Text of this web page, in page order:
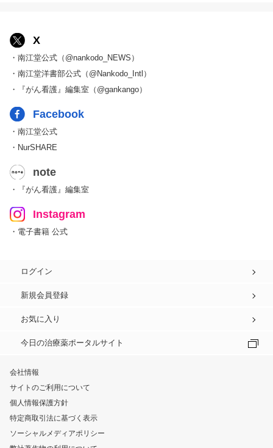
X
・南江堂公式（@nankodo_NEWS）
・南江堂洋書部公式（@Nankodo_Intl）
・『がん看護』編集室（@gankango）
Facebook
・南江堂公式
・NurSHARE
note
・『がん看護』編集室
Instagram
・電子書籍 公式
ログイン
新規会員登録
お気に入り
今日の治療薬ポータルサイト
会社情報
サイトのご利用について
個人情報保護方針
特定商取引法に基づく表示
ソーシャルメディアポリシー